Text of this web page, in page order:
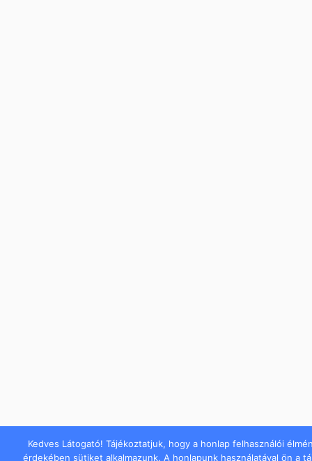
Kedves Látogató! Tájékoztatjuk, hogy a honlap felhasználói
érdekében sütiket alkalmazunk. A honlapunk használatával ön a